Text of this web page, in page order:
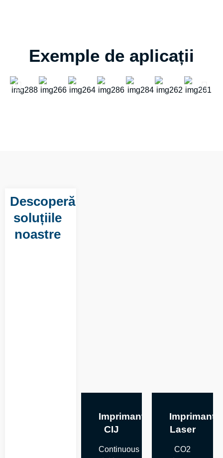
Exemple de aplicații
Descoperă
soluțiile
noastre
Imprimante
CIJ
Continuous
Imprimante
Laser
CO2